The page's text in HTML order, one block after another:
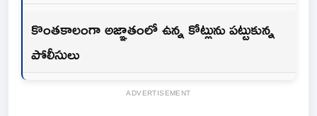
కొంతకాలంగా అజ్ఞాతంలో ఉన్న కోట్లును పట్టుకున్న
పోలీసులు
ADVERTISEMENT